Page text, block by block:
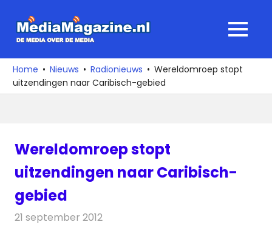
naar
media
over
de
MENU
Home Nieuws Radionieuws
Wereldomroep stopt
uitzendingen naar Caribisch-gebied
Wereldomroep stopt
uitzendingen naar Caribisch-
gebied
21 september 2012